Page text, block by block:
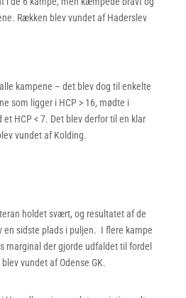
Rækken blev vundet af Haderslev
kampene – det blev dog til enkelte
som ligger i HCP > 16, mødte i
HCP < 7. Det blev derfor til en klar
vundet af Kolding.
holdet svært, og resultatet af de
en sidste plads i puljen. I flere kampe
marginal der gjorde udfaldet til fordel
vundet af Odense GK.